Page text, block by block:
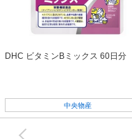
DHC ビタミンBミックス 60日分
中央物産